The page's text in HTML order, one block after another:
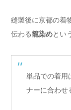
縫製後に京都の着
伝わる籠染めとい
単品での着用
ナーに合わせ